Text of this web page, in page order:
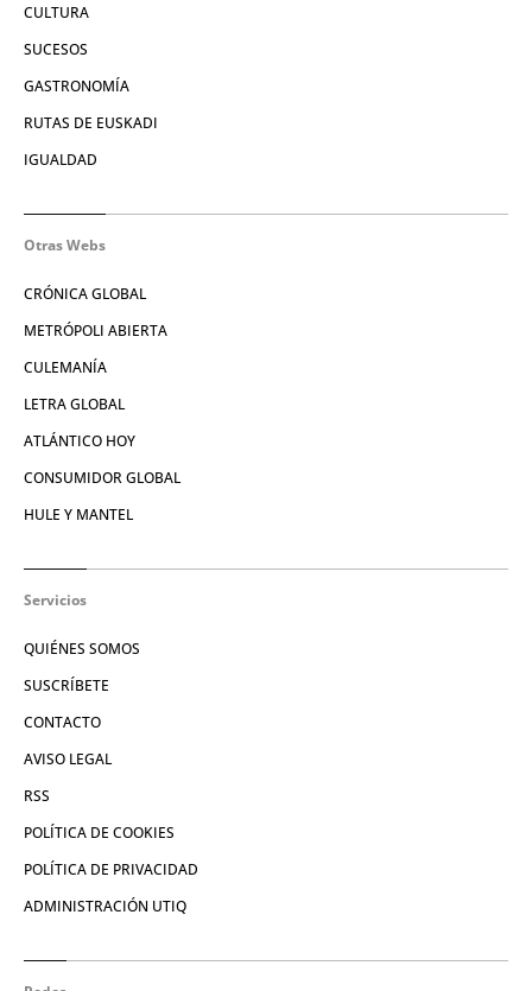
CULTURA
SUCESOS
GASTRONOMÍA
RUTAS DE EUSKADI
IGUALDAD
Otras Webs
CRÓNICA GLOBAL
METRÓPOLI ABIERTA
CULEMANÍA
LETRA GLOBAL
ATLÁNTICO HOY
CONSUMIDOR GLOBAL
HULE Y MANTEL
Servicios
QUIÉNES SOMOS
SUSCRÍBETE
CONTACTO
AVISO LEGAL
RSS
POLÍTICA DE COOKIES
POLÍTICA DE PRIVACIDAD
ADMINISTRACIÓN UTIQ